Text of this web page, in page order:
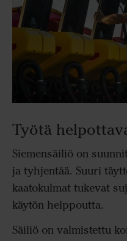
Työtä
Siemensäiliö on
ja tyhjentää. Suuri
kaatokulmat tukevat
käytön helppoutta.
Säiliö on valmistettu